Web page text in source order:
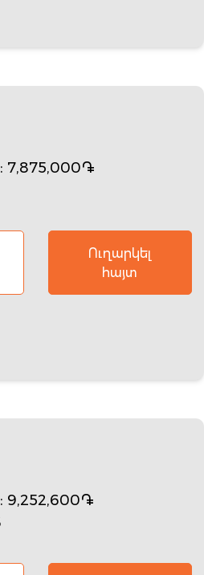
: 7,875,000֏
Ուղարկել
հայտ
: 9,252,600֏